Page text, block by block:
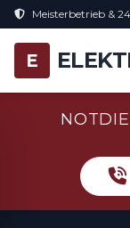
Meisterbetrieb &
E